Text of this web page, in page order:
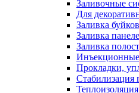
Заливочные
Для
Заливка буйков
Заливка
Заливка
Прокладки,
Стабилизация